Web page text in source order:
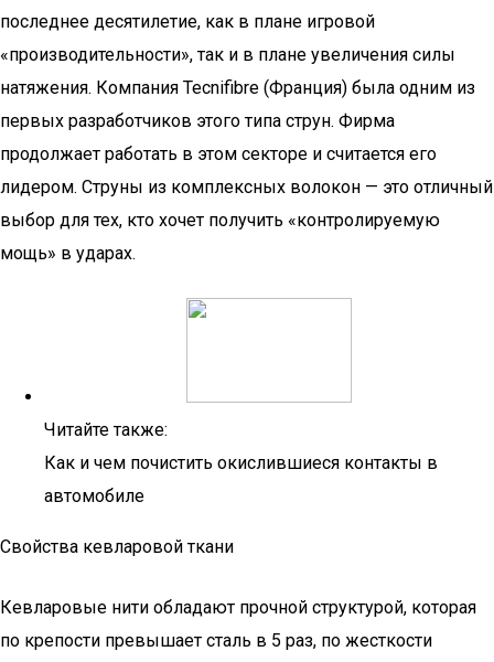
последнее десятилетие, как в плане игровой
«производительности», так и в плане увеличения силы
натяжения. Компания Tecnifibre (Франция) была одним из
первых разработчиков этого типа струн. Фирма
продолжает работать в этом секторе и считается его
лидером. Струны из комплексных волокон — это отличный
выбор для тех, кто хочет получить «контролируемую
мощь» в ударах.
Читайте также:
Как и чем почистить окислившиеся контакты в
автомобиле
Свойства кевларовой ткани
Кевларовые нити обладают прочной структурой, которая
по крепости превышает сталь в 5 раз, по жесткости